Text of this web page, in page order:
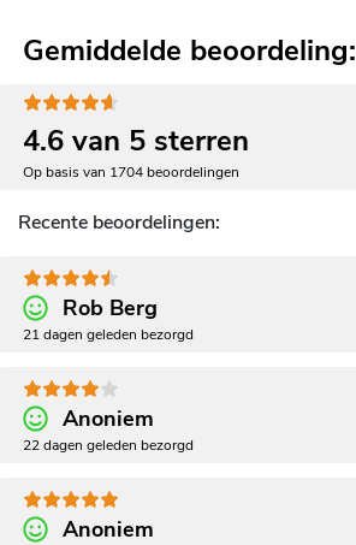
Gemiddelde beoordeling:
4.6 van 5 sterren
Op basis van 1704 beoordelingen
Recente beoordelingen:
Rob Berg
21 dagen geleden bezorgd
Anoniem
22 dagen geleden bezorgd
Anoniem